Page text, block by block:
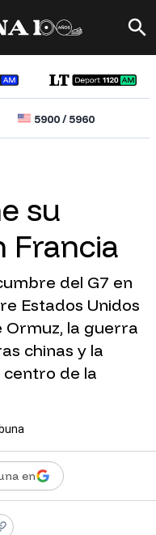
5900/5960
su
Francia
del G7 en
Estados Unidos
Ormuz, la guerra
chinas y la
de la
en